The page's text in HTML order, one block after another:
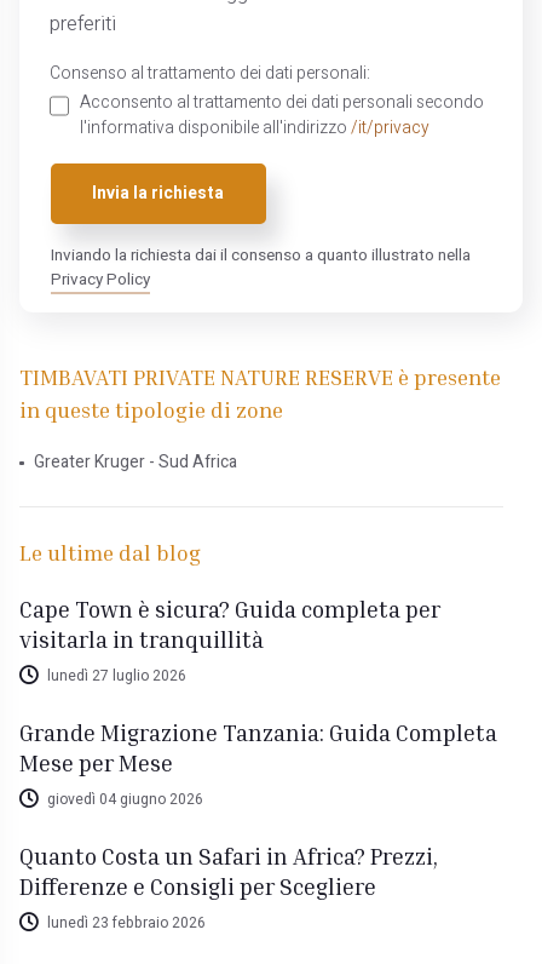
preferiti
Consenso al trattamento dei dati personali:
Acconsento al trattamento dei dati personali secondo
l'informativa disponibile all'indirizzo /it/privacy
Invia la richiesta
Inviando la richiesta dai il consenso a quanto illustrato nella
Privacy Policy
TIMBAVATI PRIVATE NATURE RESERVE è presente
in queste tipologie di zone
Greater Kruger - Sud Africa
Le ultime dal blog
Cape Town è sicura? Guida completa per
visitarla in tranquillità
lunedì 27 luglio 2026
Grande Migrazione Tanzania: Guida Completa
Mese per Mese
giovedì 04 giugno 2026
Quanto Costa un Safari in Africa? Prezzi,
Differenze e Consigli per Scegliere
lunedì 23 febbraio 2026